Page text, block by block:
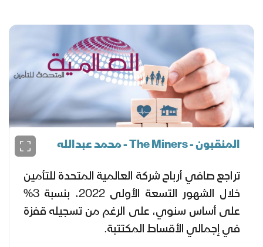
المنقبون - The Miners - محمد عبدالله
تراجع صافي أرباح شركة العالمية المتحدة للتأمين
خلال الشهور التسعة الأولى 2022، بنسبة 3%
على أساس سنوي، على الرغم من تسجيله قفزة
في إجمالي الأقساط المكتتبة.